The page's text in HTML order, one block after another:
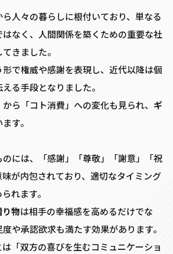
人々の暮らしに根付いており、単なる
はなく、人間関係を築くための重要な社
きました。
で権威や感謝を表現し、近代以降は個
る手段となりました。
ら「コト消費」への変化も見られ、 ギ
す。
には、「感謝」「尊敬」「謝意」「祝
が内包されており、適切なタイミング
れます。
り物は相手の幸福感を高めるだけでな
や承認欲求も満たす効果があります。
は「双方の喜びを生むコミュニケーショ